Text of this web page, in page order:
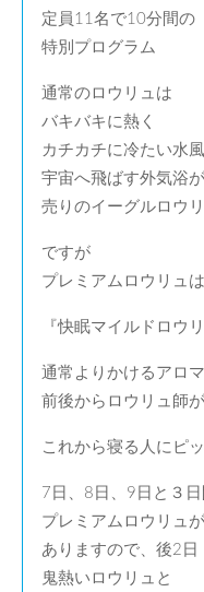
定員11名で10分間の
特別プログラム
通常のロウリュは
バキバキに熱く
カチカチに冷たい水
宇宙へ飛ばす外気浴が
売りのイーグルロウ
ですが
プレミアムロウリュは
『快眠マイルドロウリ
通常よりかけるアロ
前後からロウリュ師
これから寝る人にピ
7日、8日、9日と３日
プレミアムロウリュ
ありますので、後2日
鬼熱いロウリュと